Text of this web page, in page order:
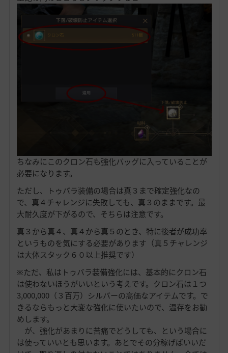
ちなみにこのクロン石も強化バッグに入っていることが
必要になります。
ただし、トゥバラ装備の場合は真３まで確定強化なの
で、真４チャレンジに失敗しても、真３のままです。最
大耐久度が下がるので、そちらは注意です。
真３から真４、真４から真５のとき、特に後者が成功率
というものを気にする必要があります（真５チャレンジ
は大体スタック６０以上推奨です）
※ただ、私はトゥバラ装備強化には、基本的にクロン石
は使わないほうがいいという考えです。クロン石は１つ
3,000,000（３百万）シルバーの高価なアイテムです。で
きるならもっと大変な強化に使いたいので、温存をお勧
めします。
が、強化があまりに苦痛でどうしても、という場合に
は使っていいとも思います。あとでその分稼げばいいだ